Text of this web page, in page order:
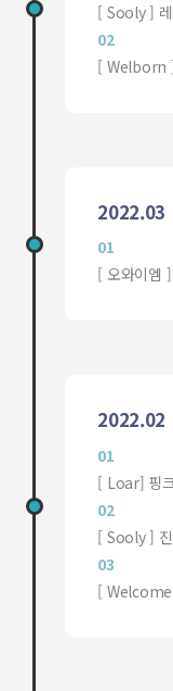
[ Sooly ] 레
02
[ Welborn ]
2022.03
01
[ 오와이엠 ]
2022.02
01
[ Loar] 핑
02
[ Sooly ]
03
[ Welcome